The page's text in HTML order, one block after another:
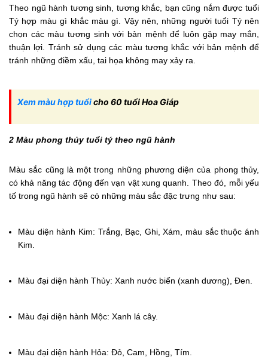
Theo ngũ hành tương sinh, tương khắc, bạn cũng nắm được tuổi
Tý hợp màu gì khắc màu gì. Vậy nên, những người tuổi Tý nên
chọn các màu tương sinh với bản mệnh để luôn gặp may mắn,
thuận lợi. Tránh sử dụng các màu tương khắc với bản mệnh để
tránh những điềm xấu, tai họa không may xảy ra.
Xem màu hợp tuổicho 60 tuổi Hoa Giáp
2 Màu phong thủy tuổi tý theo ngũ hành
Màu sắc cũng là một trong những phương diện của phong thủy,
có khả năng tác động đến vạn vật xung quanh. Theo đó, mỗi yếu
tố trong ngũ hành sẽ có những màu sắc đặc trưng như sau:
Màu diện hành Kim: Trắng, Bạc, Ghi, Xám, màu sắc thuộc ánh
Kim.
Màu đại diện hành Thủy: Xanh nước biển (xanh dương), Đen.
Màu đại diện hành Mộc: Xanh lá cây.
Màu đại diện hành Hỏa: Đỏ, Cam, Hồng, Tím.